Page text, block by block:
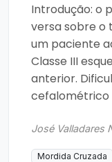
Introdução: o
versa sobre
um paciente
Classe III
anterior.
cefalométrico
José Valladares
Mordida Cruzada